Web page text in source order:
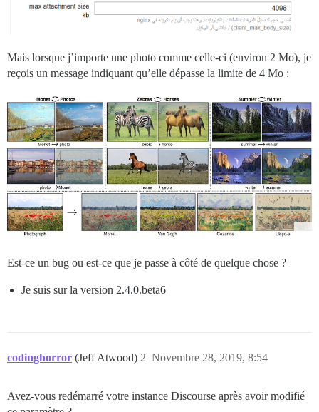
Mais lorsque j’importe une photo comme celle-ci (environ 2 Mo), je
reçois un message indiquant qu’elle dépasse la limite de 4 Mo :
Est-ce un bug ou est-ce que je passe à côté de quelque chose ?
Je suis sur la version 2.4.0.beta6
codinghorror (Jeff Atwood) Novembre 28, 2019, 8:54
2
Avez-vous redémarré votre instance Discourse après avoir modifié